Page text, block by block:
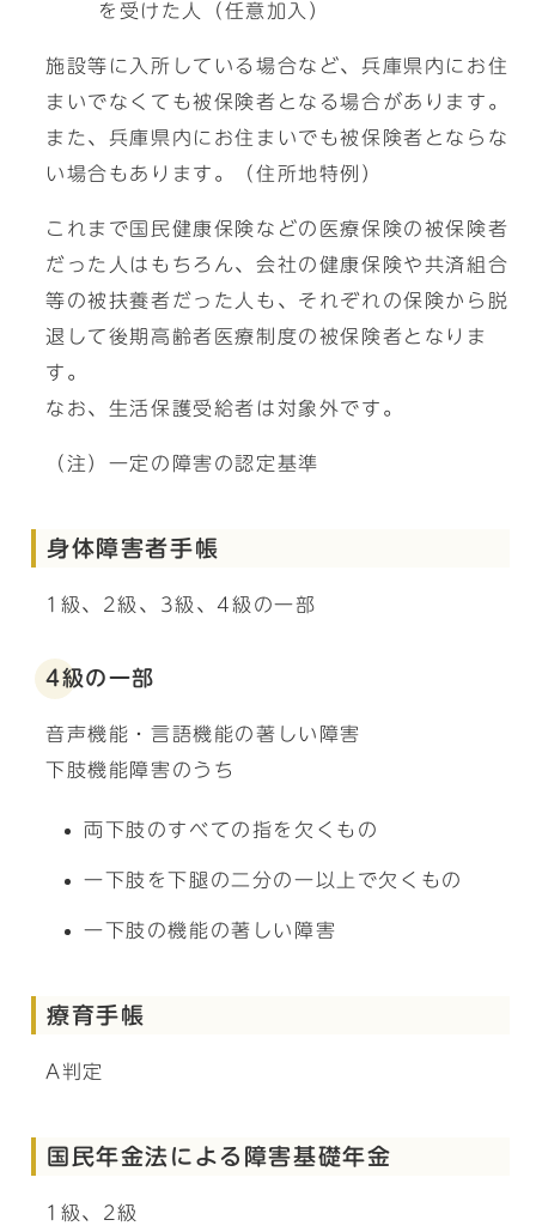
を受けた人（任意加入）
施設等に入所している場合など、兵庫県内にお住
まいでなくても被保険者となる場合があります。
また、兵庫県内にお住まいでも被保険者とならな
い場合もあります。（住所地特例）
これまで国民健康保険などの医療保険の被保険者
だった人はもちろん、会社の健康保険や共済組合
等の被扶養者だった人も、それぞれの保険から脱
退して後期高齢者医療制度の被保険者となりま
す。
なお、生活保護受給者は対象外です。
（注）一定の障害の認定基準
身体障害者手帳
1級、2級、3級、4級の一部
4級の一部
音声機能・言語機能の著しい障害
下肢機能障害のうち
両下肢のすべての指を欠くもの
一下肢を下腿の二分の一以上で欠くもの
一下肢の機能の著しい障害
療育手帳
A判定
国民年金法による障害基礎年金
1級、2級